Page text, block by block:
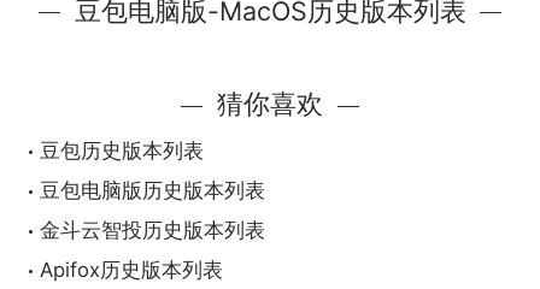
豆包电脑版-MacOS历史版本列表
猜你喜欢
豆包历史版本列表
豆包电脑版历史版本列表
金斗云智投历史版本列表
Apifox历史版本列表